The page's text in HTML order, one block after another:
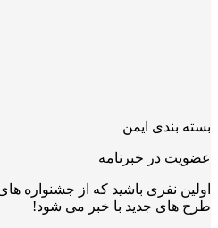
بسته بندی ایمن
عضویت در خبرنامه
اولین نفری باشید که از جشنواره
طرح های جدید با خبر می شود!